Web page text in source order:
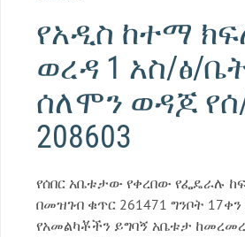
የአዲስ ከተማ
ወረዳ 1 አስ/ፅ/
ሰለሞን ወዳጆ
208603
የሰበር አቤቱታው የቀረበው የፌዴራሉ
በመዝገብ ቁጥር 261471 ግንቦት
የአመልካቾችን ይግባኝ አቤቱታ